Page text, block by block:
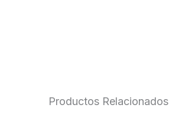
Productos Relacionados